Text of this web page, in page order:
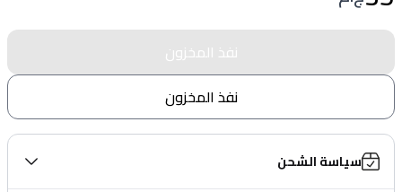
نفذ المخزون
نفذ المخزون
سياسة الشحن